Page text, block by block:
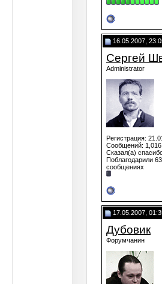
16.05.2007,
Сергей
Administrator
Регистрация:
Сообщений: 1,016
Сказал(а)
Поблагодарили
сообщениях
17.05.2007,
Дубовик
Форумчанин